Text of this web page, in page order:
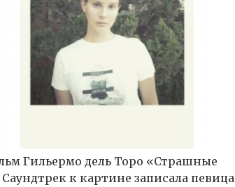
Гильермо дель Торо «Страшные
к картине записала певица